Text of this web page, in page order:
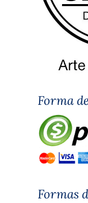
Forma
Formas